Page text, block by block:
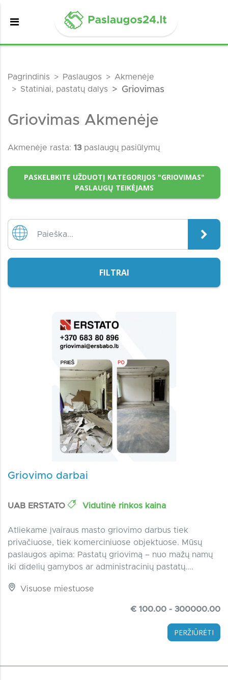
Pagrindinis Paslaugos
Akmenėje
Statiniai, pastatų dalys
Griovimas
Griovimas Akmenėje
Akmenėje rasta: 13paslaugų pasiūlymų
PASKELBKITE UŽDUOTĮ KATEGORIJOS "GRIOVIMAS"
PASLAUGŲ TEIKĖJAMS
FILTRAI
Griovimo darbai
UAB ERSTATO Vidutinė rinkos kaina
Atliekame įvairaus masto griovimo darbus tiek
privačiuose, tiek komerciniuose objektuose. Mūsų
paslaugos apima: Pastatų griovimą – nuo mažų namų
iki didelių gamybos ar administracinių pastatų....
Visuose miestuose
€ 100.00 - 300000.00
PERŽIŪRĖTI